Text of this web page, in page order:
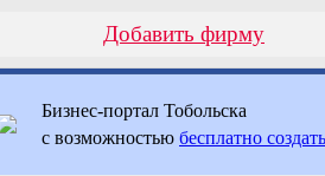
Добавить фирму
Бизнес-портал Тобольска
с возможностью бесплатно